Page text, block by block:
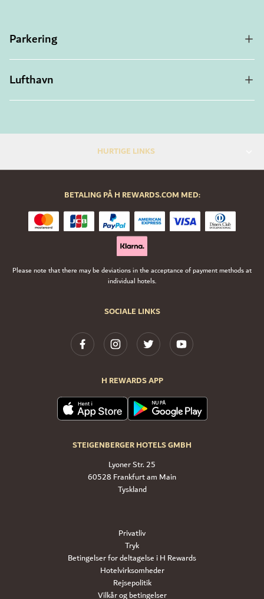
Parkering
Lufthavn
HURTIGE LINKS
SOCIALE LINKS
H REWARDS APP
STEIGENBERGER HOTELS GMBH
Lyoner Str. 25
60528 Frankfurt am Main
Tyskland
BETALING PÅ H REWARDS.COM MED:
Please note that there may be deviations in the acceptance of payment methods at
individual hotels.
Privatliv
Tryk
Betingelser for deltagelse i H Rewards
Hotelvirksomheder
Rejsepolitik
Vilkår og betingelser